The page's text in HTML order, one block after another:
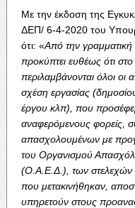
Με την έκδοση της
ΔΕΠ/ 6-4-2020 του
ότι: «Από την
προκύπτει ευθέως ότι
περιλαμβάνονται όλοι
σχέση εργασίας
έργου κλπ), που
αναφερόμενους φορείς,
απασχολουμένων με
του Οργανισμού
(Ο.Α.Ε.Δ.), των στελεχών
που μετακινήθηκαν,
υπηρετούν στους